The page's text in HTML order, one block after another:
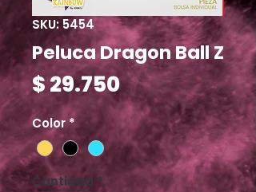
SKU: 5454
Peluca Dragon Ball Z
$ 29.750Precio
Color*
Cantidad *